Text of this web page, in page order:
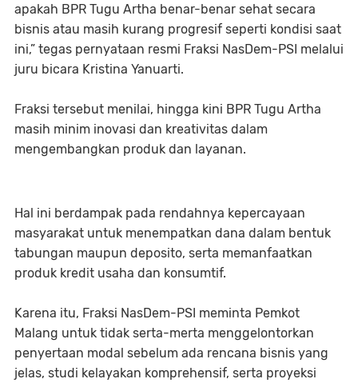
apakah BPR Tugu Artha benar-benar sehat secara
bisnis atau masih kurang progresif seperti kondisi saat
ini,” tegas pernyataan resmi Fraksi NasDem-PSI melalui
juru bicara Kristina Yanuarti.
Fraksi tersebut menilai, hingga kini BPR Tugu Artha
masih minim inovasi dan kreativitas dalam
mengembangkan produk dan layanan.
Hal ini berdampak pada rendahnya kepercayaan
masyarakat untuk menempatkan dana dalam bentuk
tabungan maupun deposito, serta memanfaatkan
produk kredit usaha dan konsumtif.
Karena itu, Fraksi NasDem-PSI meminta Pemkot
Malang untuk tidak serta-merta menggelontorkan
penyertaan modal sebelum ada rencana bisnis yang
jelas, studi kelayakan komprehensif, serta proyeksi